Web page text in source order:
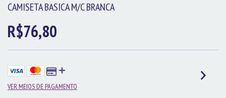
CAMISETA BASICA M/C BRANCA
R$76,80
VER MEIOS DE PAGAMENTO